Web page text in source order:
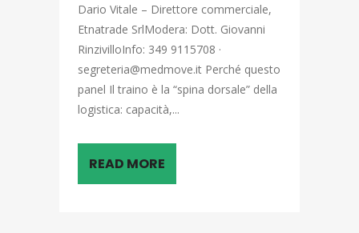
Dario Vitale – Direttore commerciale,
Etnatrade SrlModera: Dott. Giovanni
RinzivilloInfo: 349 9115708 ·
segreteria@medmove.it Perché questo
panel Il traino è la “spina dorsale” della
logistica: capacità,...
READ MORE